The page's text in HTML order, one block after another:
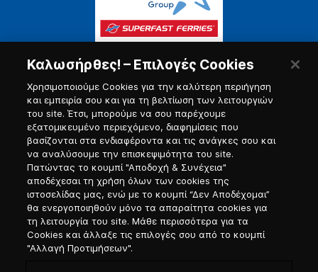
Πύλη Ναυτικού
Καλωσήρθες! – Επιλογές Cookies
Χρησιμοποιούμε Cookies για την καλύτερη περιήγηση
και εμπειρία σου και για τη βελτίωση των λειτουργιών
του site. Έτσι, μπορούμε να σου παρέχουμε
εξατομικευμένο περιεχόμενο, διαφημίσεις που
βασίζονται στα ενδιαφέροντα και τις ανάγκες σου και
να αναλύσουμε την επισκεψιμότητα του site.
Πατώντας το κουμπί "Αποδοχή & Συνέχεια"
αποδέχεσαι τη χρήση όλων των cookies της
ιστοσελίδας μας, ενώ με το κουμπί “Δεν Αποδέχομαι”
θα ενεργοποιηθούν μόνο τα απαραίτητα cookies για
τη λειτουργία του site. Μάθε περισσότερα για τα
Cookies και άλλαξε τις επιλογές σου από το κουμπί
"Αλλαγή Προτιμήσεων".